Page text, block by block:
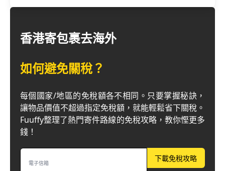
香港寄包裹去海外
如何避免關稅？
每個國家/地區的免稅額各不相同。只要掌握秘訣，
讓物品價值不超過指定免稅額，就能輕鬆省下關稅。
Fuuffy整理了熱門寄件路線的免稅攻略，教你慳更多
錢！
下載免稅攻略